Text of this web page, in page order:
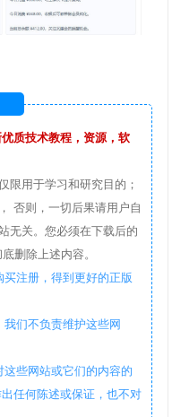
质技术教程，资源，软
限用于学习和研究目的；
否则，一切后果请用户自
无关。您必须在下载后的
删除上述内容。
注册，得到更好的正版
们不负责维护这些网
些网站或它们的内容的
任何陈述或保证，也不对